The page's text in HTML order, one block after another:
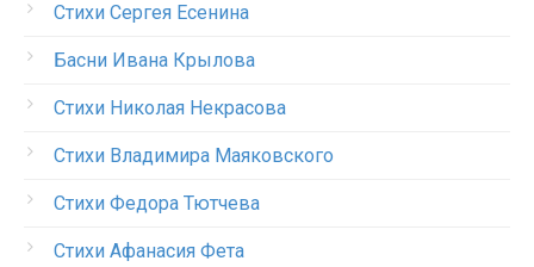
Стихи Сергея Есенина
Басни Ивана Крылова
Стихи Николая Некрасова
Стихи Владимира Маяковского
Стихи Федора Тютчева
Стихи Афанасия Фета